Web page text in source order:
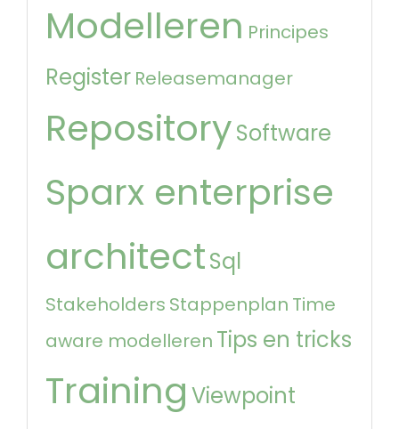
Modelleren Principes
Register Releasemanager
RepositorySoftware
Sparx enterprise
architectSql
Stakeholders Stappenplan Time
aware modelleren Tips en tricks
Training Viewpoint